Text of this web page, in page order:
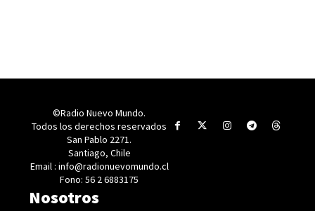
©Radio Nuevo Mundo.
Todos los derechos reservados
San Pablo 2271.
Santiago, Chile
Email : info@radionuevomundo.cl
Fono: 56 2 6883175
Nosotros